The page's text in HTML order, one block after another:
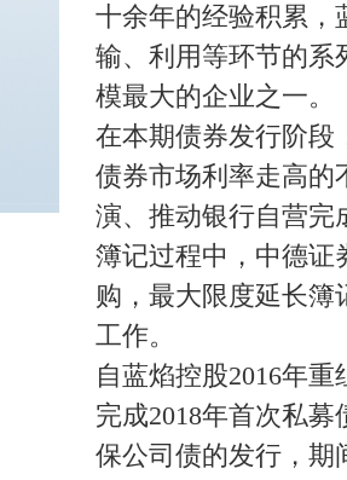
十余年的经验积累，
输、利用等环节的系
模最大的企业之一。
在本期债券发行阶段
债券市场利率走高的
演、推动银行自营完
簿记过程中，中德证
购，最大限度延长
工作。
自蓝焰控股2016年
完成2018年首次私
保公司债的发行，期